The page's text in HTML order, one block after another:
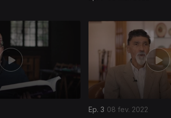
Ep. 3 08 fev. 2022